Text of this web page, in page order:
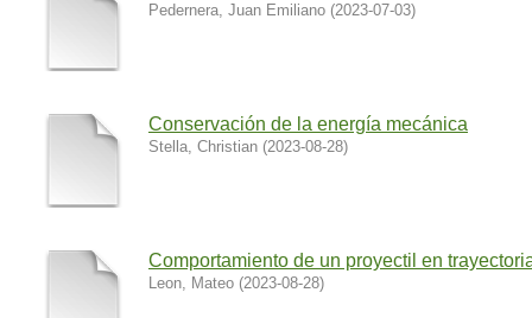
Pedernera, Juan Emiliano (2023-07-03)
Conservación de la energía mecánica
Stella, Christian (2023-08-28)
Comportamiento de un proyectil en
Leon, Mateo (2023-08-28)